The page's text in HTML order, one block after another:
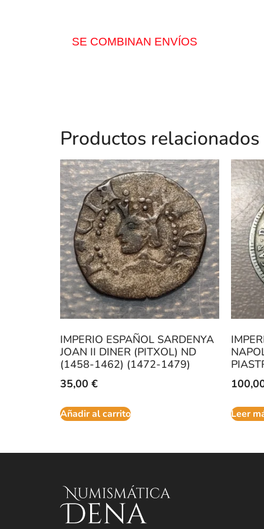
SE COMBINAN ENVÍOS
Productos relacionados
IMPERIO ESPAÑOL SARDENYA
JOAN II DINER (PITXOL) ND
(1458-1462) (1472-1479)
35,00 €
Añadir al carrito Leer